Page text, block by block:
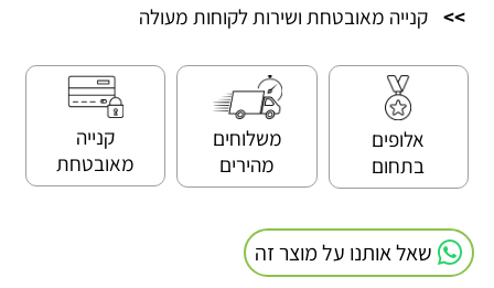
>> קנייה מאובטחת ושירות לקוחות מעולה
אלופים
בתחום
משלוחים
מהירים
קנייה
מאובטחת
שאל אותנו על מוצר זה